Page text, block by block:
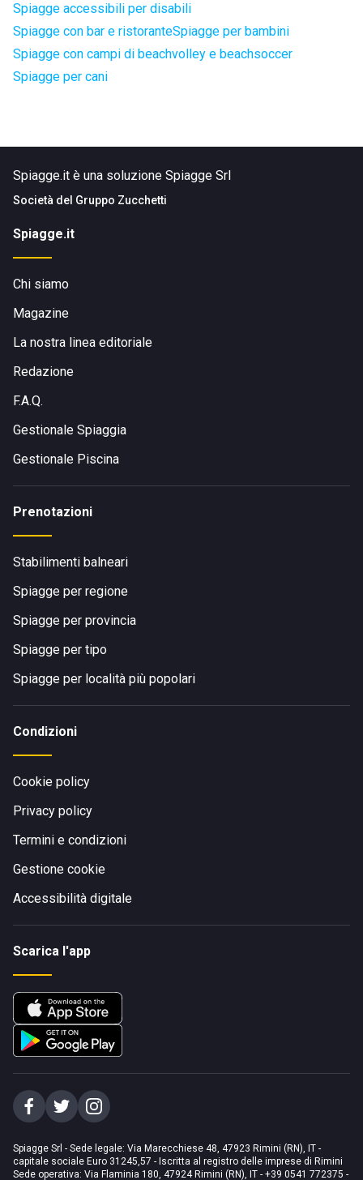
Spiagge accessibili per disabili
Spiagge con bar e ristoranteSpiagge per bambini
Spiagge con campi di beachvolley e beachsoccer
Spiagge per cani
Spiagge.it è una soluzione Spiagge Srl
Società del Gruppo Zucchetti
Spiagge.it
Chi siamo
Magazine
La nostra linea editoriale
Redazione
F.A.Q.
Gestionale Spiaggia
Gestionale Piscina
Prenotazioni
Stabilimenti balneari
Spiagge per regione
Spiagge per provincia
Spiagge per tipo
Spiagge per località più popolari
Condizioni
Cookie policy
Privacy policy
Termini e condizioni
Gestione cookie
Accessibilità digitale
Scarica l'app
Spiagge Srl - Sede legale: Via Marecchiese 48, 47923 Rimini (RN), IT -
capitale sociale Euro 31245,57 - Iscritta al registro delle imprese di Rimini
Sede operativa: Via Flaminia 180, 47924 Rimini (RN), IT - +39 0541 772375 -